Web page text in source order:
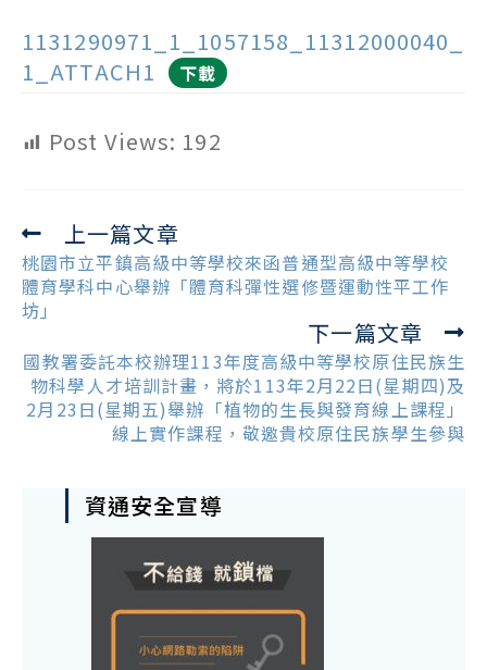
1131290971_1_1057158_11312000040_
1_ATTACH1
下載
Post Views: 192
Read
more
articles
上一篇文章
桃園市立平鎮高級中等學校來函普通型高級中等學校
體育學科中心舉辦「體育科彈性選修暨運動性平工作
坊」
下一篇文章
國教署委託本校辦理113年度高級中等學校原住民族生
物科學人才培訓計畫，將於113年2月22日(星期四)及
2月23日(星期五)舉辦「植物的生長與發育線上課程」
線上實作課程，敬邀貴校原住民族學生參與
資通安全宣導